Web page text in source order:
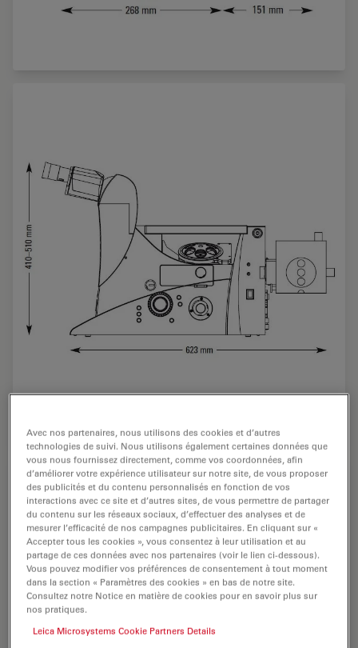
Avec nos partenaires, nous utilisons des cookies et d’autres
technologies de suivi. Nous utilisons également certaines données que
vous nous fournissez directement, comme vos coordonnées, afin
d’améliorer votre expérience utilisateur sur notre site, de vous proposer
des publicités et du contenu personnalisés en fonction de vos
interactions avec ce site et d’autres sites, de vous permettre de partager
du contenu sur les réseaux sociaux, d’effectuer des analyses et de
mesurer l’efficacité de nos campagnes publicitaires. En cliquant sur «
Accepter tous les cookies », vous consentez à leur utilisation et au
partage de ces données avec nos partenaires (voir le lien ci-dessous).
Vous pouvez modifier vos préférences de consentement à tout moment
dans la section « Paramètres des cookies » en bas de notre site.
Consultez notre Notice en matière de cookies pour en savoir plus sur
nos pratiques.
Leica Microsystems Cookie Partners Details